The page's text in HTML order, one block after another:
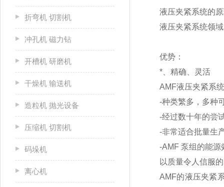
折弯机 切割机
冲孔机 磁力钻
开槽机 研磨机
干燥机 输送机
造粒机 抛光设备
压缩机 切割机
码垛机
离心机
液压夹紧系统的
液压夹紧系统领
优势：
*、精确、灵活
AMF液压夹紧系
-种类繁多，多种
-经过数十年的尝
-非常适合批量生
-AMF 泵组的能源
以质量令人信服
AMF的液压夹紧